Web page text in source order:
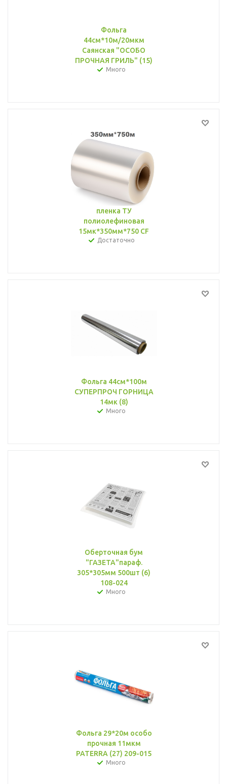
Фольга
44см*10м/20мкм
Саянская "ОСОБО
ПРОЧНАЯ ГРИЛЬ" (15)
Много
пленка ТУ
полиолефиновая
15мк*350мм*750 CF
Достаточно
Фольга 44см*100м
СУПЕРПРОЧ ГОРНИЦА
14мк (8)
Много
Оберточная бум
"ГАЗЕТА"параф.
305*305мм 500шт (6)
108-024
Много
Фольга 29*20м особо
прочная 11мкм
PATERRA (27) 209-015
Много